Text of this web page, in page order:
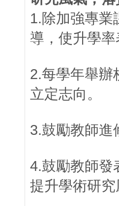
1.除加強專業
導，使升學
2.每學年舉辦
立定志向。
3.鼓勵教師進
4.鼓勵教師發
提升學術研